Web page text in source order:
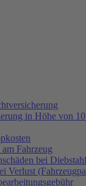
in Höhe von
Fahrzeug
bei Diebstahl
Verlust